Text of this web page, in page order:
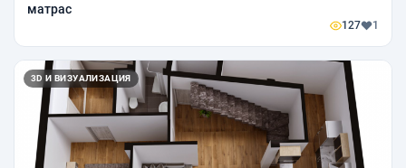
матрас
127 1
3D И ВИЗУАЛИЗАЦИЯ